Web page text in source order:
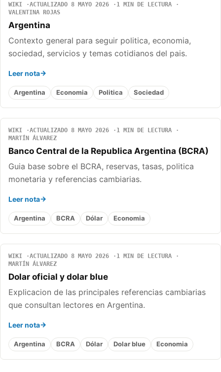
WIKI ACTUALIZADO 8 MAYO 2026
1 MIN DE LECTURA
VALENTINA ROJAS
Argentina
Contexto general para seguir politica, economia,
sociedad, servicios y temas cotidianos del pais.
Leer nota
Argentina Economia Politica Sociedad
WIKI ACTUALIZADO 8 MAYO 2026
1 MIN DE LECTURA
MARTÍN ÁLVAREZ
Banco Central de la Republica Argentina (BCRA)
Guia base sobre el BCRA, reservas, tasas, politica
monetaria y referencias cambiarias.
Leer nota
Argentina BCRA Dólar Economia
WIKI ACTUALIZADO 8 MAYO 2026
1 MIN DE LECTURA
MARTÍN ÁLVAREZ
Dolar oficial y dolar blue
Explicacion de las principales referencias cambiarias
que consultan lectores en Argentina.
Leer nota
Argentina BCRA Dólar Dolar blue Economia